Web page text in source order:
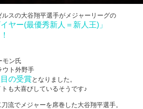
ルスの大谷翔平選手がメジャーリーグの
ヤー(最優秀新人＝新人王)」
モン氏
ウト外野手
の受賞となりました。
も大喜びしているそうです♪
流でメジャーを席巻した大谷翔平選手。